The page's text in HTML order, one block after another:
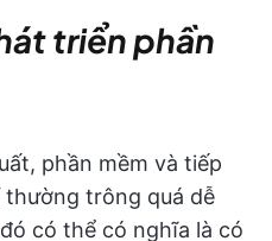
triển phần
phần mềm và tiếp
thường trông quá dễ
có thể có nghĩa là có